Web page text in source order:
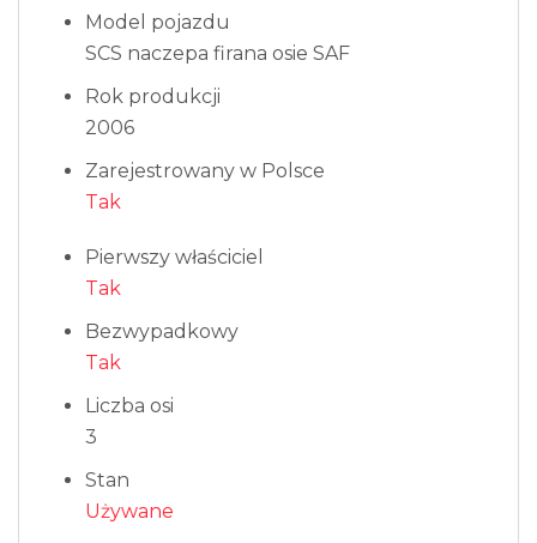
Model pojazdu
SCS naczepa firana osie SAF
Rok produkcji
2006
Zarejestrowany w Polsce
Tak
Pierwszy właściciel
Tak
Bezwypadkowy
Tak
Liczba osi
3
Stan
Używane